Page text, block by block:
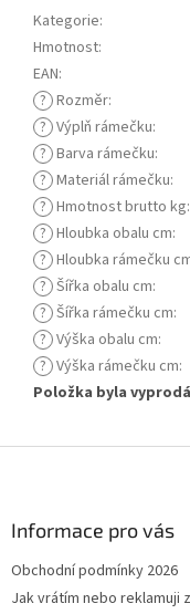
Kategorie:
Hmotnost:
EAN:
? Rozměr:
? Výplň rámečku:
? Barva rámečku:
? Materiál rámečku:
? Hmotnost brutto kg:
? Hloubka obalu cm:
? Hloubka rámečku
? Šířka obalu cm:
? Šířka rámečku cm:
? Výška obalu cm:
? Výška rámečku cm:
Položka byla
Informace pro vás
Obchodní podmínky 2026
Jak vrátím nebo reklamuji